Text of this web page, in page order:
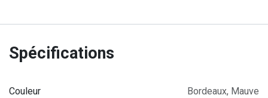
Spécifications
Couleur Bordeaux, Mauve